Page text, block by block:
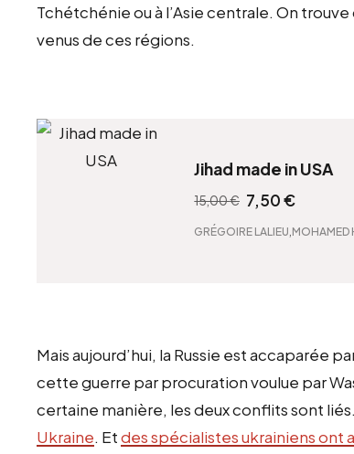
Tchétchénie ou à l’Asie centrale. On
venus de ces régions.
Jihad made in USA
15,00€
L
e
i
n
i
t
7,50€
L
e
a
c
t
u
GRÉGOIRE LALIEU MOHAMED
Mais aujourd’hui, la Russie est accaparée
cette guerre par procuration voulue par
certaine manière, les deux conflits sont liés.
Ukraine. Etdes spécialistes ukrainiens ont